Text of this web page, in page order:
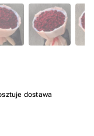
dostawa